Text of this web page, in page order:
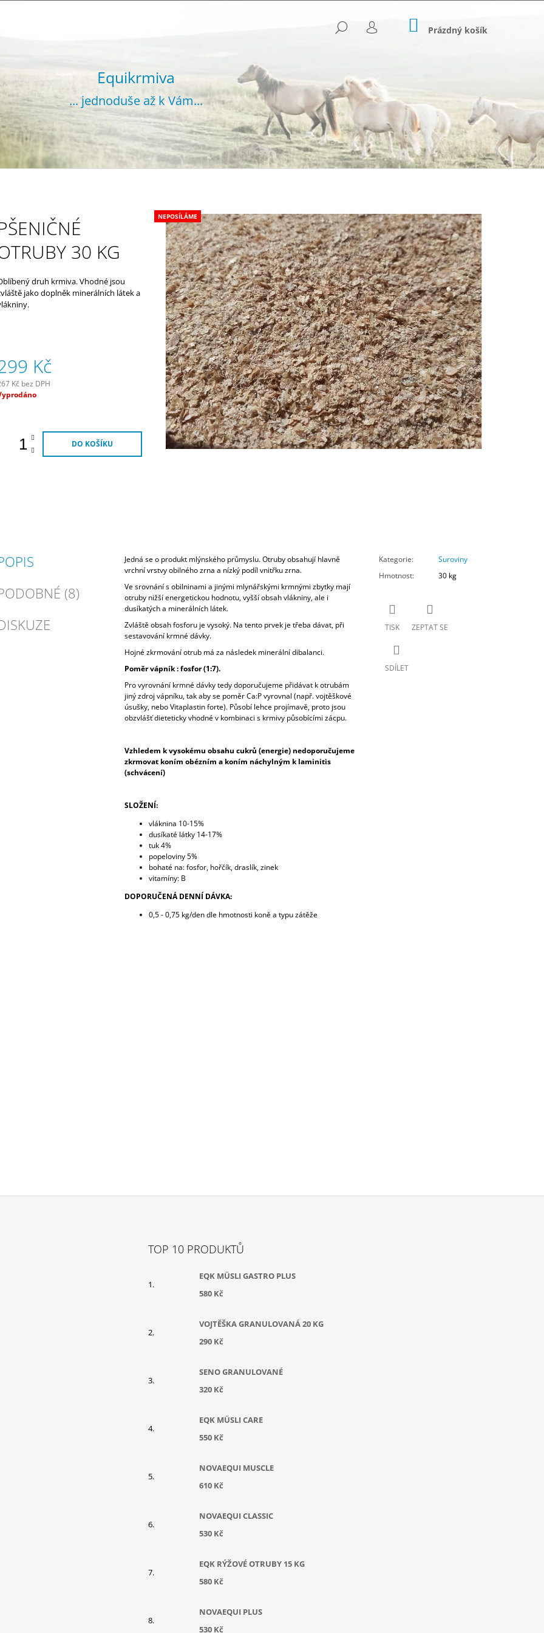
HLEDAT
PŘIHLÁŠENÍ
NÁKUPNÍ
KOŠÍK
Prázdný košík
Equikrmiva
... jednoduše až k Vám...
30 KG
NEPOSÍLÁME
druh krmiva. Vhodné jsou
jako doplněk minerálních látek a
Kč
Kč bez DPH
DO KOŠÍKU
(8)
Jedná se o produkt mlýnského průmyslu. Otruby obsahují hlavně
vrchní vrstvy obilného zrna a nízký podíl vnitřku zrna.
Ve srovnání s obilninami a jinými mlynářskými krmnými zbytky mají
otruby nižší energetickou hodnotu, vyšší obsah vlákniny, ale i
dusíkatých a minerálních látek.
Zvláště obsah fosforu je vysoký. Na tento prvek je třeba dávat, při
sestavování krmné dávky.
Hojné zkrmování otrub má za následek minerální dibalanci.
Poměr vápník : fosfor (1:7).
Pro vyrovnání krmné dávky tedy doporučujeme přidávat k otrubám
jiný zdroj vápníku, tak aby se poměr Ca:P vyrovnal (např. vojtěškové
úsušky, nebo Vitaplastin forte). Působí lehce projímavě, proto jsou
obzvlášť dieteticky vhodné v kombinaci s krmivy působícími zácpu.
Vzhledem k vysokému obsahu cukrů (energie) nedoporučujeme
zkrmovat koním obézním a koním náchylným k laminitis
(schvácení)
SLOŽENÍ:
vláknina 10-15%
dusíkaté látky 14-17%
tuk 4%
popeloviny 5%
bohaté na: fosfor, hořčík, draslík, zinek
vitamíny: B
DOPORUČENÁ DENNÍ DÁVKA:
0,5 - 0,75 kg/den dle hmotnosti koně a typu zátěže
Kategorie:
Suroviny
Hmotnost: 30 kg
TISK ZEPTAT SE
SDÍLET
CO POTŘEBUJETE NAJÍT?
HLEDAT
DOPORUČUJEME
Následující
Kč
SENO GRANULOVANÉ
320 Kč
TOP 10 PRODUKTŮ
EQK MÜSLI GASTRO PLUS
580 Kč
VOJTĚŠKA GRANULOVANÁ 20 KG
290 Kč
SENO GRANULOVANÉ
320 Kč
EQK MÜSLI CARE
550 Kč
NOVAEQUI MUSCLE
610 Kč
NOVAEQUI CLASSIC
530 Kč
EQK RÝŽOVÉ OTRUBY 15 KG
580 Kč
NOVAEQUI PLUS
530 Kč